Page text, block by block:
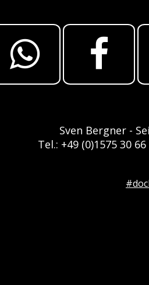
Sven Bergner -
Tel.: +49 (0)1575 30